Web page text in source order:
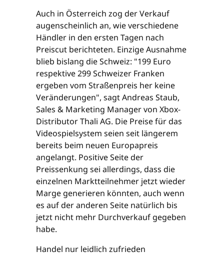
Auch in Österreich zog der Verkauf
augenscheinlich an, wie verschiedene
Händler in den ersten Tagen nach
Preiscut berichteten. Einzige Ausnahme
blieb bislang die Schweiz: "199 Euro
respektive 299 Schweizer Franken
ergeben vom Straßenpreis her keine
Veränderungen", sagt Andreas Staub,
Sales & Marketing Manager von Xbox-
Distributor Thali AG. Die Preise für das
Videospielsystem seien seit längerem
bereits beim neuen Europapreis
angelangt. Positive Seite der
Preissenkung sei allerdings, dass die
einzelnen Marktteilnehmer jetzt wieder
Marge generieren könnten, auch wenn
es auf der anderen Seite natürlich bis
jetzt nicht mehr Durchverkauf gegeben
habe.
Handel nur leidlich zufrieden